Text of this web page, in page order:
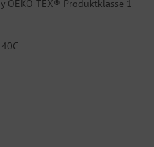
OEKO-TEX® Produktklasse 1